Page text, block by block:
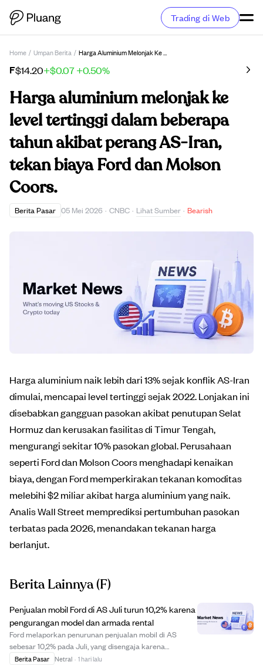
Trading di Web
Home / Umpan Berita / Harga Aluminium Melonjak Ke Level Tertinggi Dalam Beberapa Tahun Akibat Perang AS-Iran, Tekan Biaya Ford Dan Molson Coors.
F$14.20+$0.07+0.50%
Harga aluminium melonjak ke
level tertinggi dalam beberapa
tahun akibat perang AS-Iran,
tekan biaya Ford dan Molson
Coors.
Berita Pasar 05 Mei 2026 · CNBC · Lihat Sumber · Bearish
Harga aluminium naik lebih dari 13% sejak konflik AS-Iran
dimulai, mencapai level tertinggi sejak 2022. Lonjakan ini
disebabkan gangguan pasokan akibat penutupan Selat
Hormuz dan kerusakan fasilitas di Timur Tengah,
mengurangi sekitar 10% pasokan global. Perusahaan
seperti Ford dan Molson Coors menghadapi kenaikan
biaya, dengan Ford memperkirakan tekanan komoditas
melebihi $2 miliar akibat harga aluminium yang naik.
Analis Wall Street memprediksi pertumbuhan pasokan
terbatas pada 2026, menandakan tekanan harga
berlanjut.
Berita Lainnya(F)
Penjualan mobil Ford di AS Juli turun 10,2% karena
pengurangan model dan armada rental
Ford melaporkan penurunan penjualan mobil di AS
sebesar 10,2% pada Juli, yang disengaja karena
penghapusan dua model dan pengurangan armada
Berita Pasar Netral · 1 hari lalu